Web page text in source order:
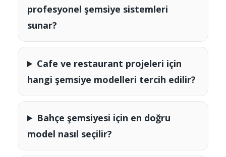
profesyonel şemsiye sistemleri
sunar?
Cafe ve restaurant projeleri için
hangi şemsiye modelleri tercih edilir?
Bahçe şemsiyesi için en doğru
model nasıl seçilir?